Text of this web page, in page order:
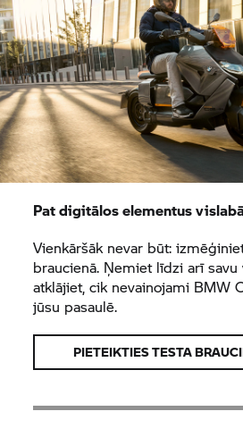
Pat digitālos elementus
Vienkāršāk nevar būt:
braucienā. Ņemiet līdzi arī
atklājiet, cik nevainojami BMW
jūsu pasaulē.
PIETEIKTIES TESTA